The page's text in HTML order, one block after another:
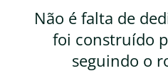
Não é falta de
foi construído
seguindo o